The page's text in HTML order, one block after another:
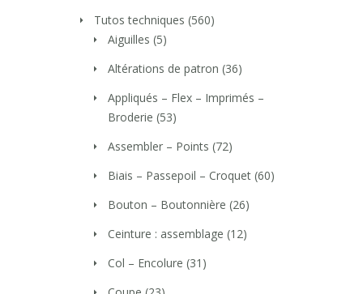
Tutos techniques (560)
Aiguilles (5)
Altérations de patron (36)
Appliqués – Flex – Imprimés –
Broderie (53)
Assembler – Points (72)
Biais – Passepoil – Croquet (60)
Bouton – Boutonnière (26)
Ceinture : assemblage (12)
Col – Encolure (31)